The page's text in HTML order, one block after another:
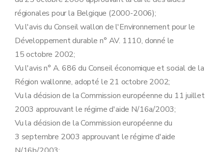
régionales pour la Belgique (2000-2006);
Vu l'avis du Conseil wallon de l'Environnement pour le
Développement durable n° AV. 1110, donné le
15 octobre 2002;
Vu l'avis n° A. 686 du Conseil économique et social de la
Région wallonne, adopté le 21 octobre 2002;
Vu la décision de la Commission européenne du 11 juillet
2003 approuvant le régime d'aide N/16a/2003;
Vu la décision de la Commission européenne du
3 septembre 2003 approuvant le régime d'aide